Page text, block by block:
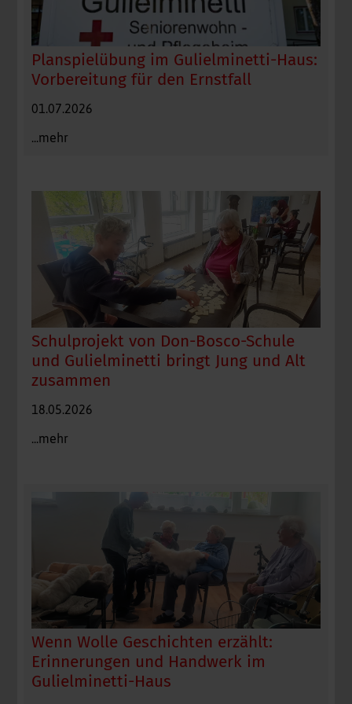
Planspielübung im Gulielminetti-Haus:
Vorbereitung für den Ernstfall
01.07.2026
...mehr
Beim gemeinsamen Spielen und Gesprächen entstanden
im BRK Gulielminetti Seniorenwohn- und Pflegeheim
Begegnungen zwischen den Schülerinnen und Schülern
Bewohnern. Foto: Claudia Schien
Schulprojekt von Don-Bosco-Schule
und Gulielminetti bringt Jung und Alt
zusammen
18.05.2026
...mehr
Anja Leiner vom Weldener Hof erklärte den
Wenn Wolle Geschichten erzählt:
Erinnerungen und Handwerk im
Gulielminetti-Haus